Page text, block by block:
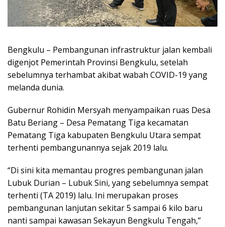
Bengkulu – Pembangunan infrastruktur jalan kembali
digenjot Pemerintah Provinsi Bengkulu, setelah
sebelumnya terhambat akibat wabah COVID-19 yang
melanda dunia.
Gubernur Rohidin Mersyah menyampaikan ruas Desa
Batu Beriang – Desa Pematang Tiga kecamatan
Pematang Tiga kabupaten Bengkulu Utara sempat
terhenti pembangunannya sejak 2019 lalu.
“Di sini kita memantau progres pembangunan jalan
Lubuk Durian – Lubuk Sini, yang sebelumnya sempat
terhenti (TA 2019) lalu. Ini merupakan proses
pembangunan lanjutan sekitar 5 sampai 6 kilo baru
nanti sampai kawasan Sekayun Bengkulu Tengah,”